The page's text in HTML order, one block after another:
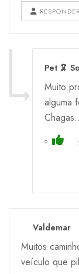
RESPONDER
Pet 🦑
Muito
alguma
9
Valdemar
Muitos
veículo que